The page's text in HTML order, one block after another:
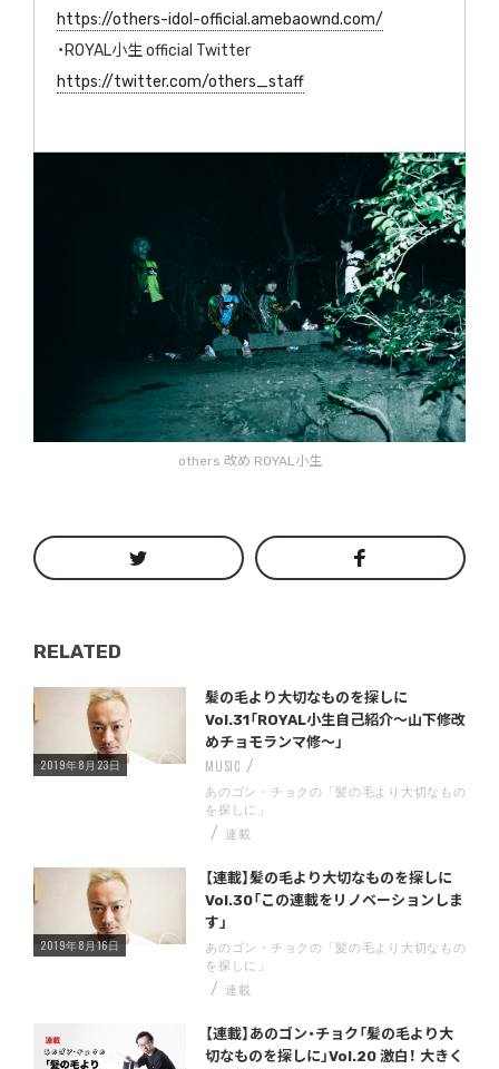
https://others-idol-official.amebaownd.com/
・ROYAL小生 official Twitter
https://twitter.com/others_staff
others 改め ROYAL小生
RELATED
Warning : Undefined variable $post_id in
/home/storywriter/storywriter.tokyo/public_html/wp-content/themes/StoryWriter/single.phpon line242
髪の毛より大切なものを探しに
Vol.31「ROYAL小生自己紹介〜山下修改
めチョモランマ修〜」
2019年8月23日
MUSIC
あのゴン・チョクの「髪の毛より大切なもの
を探しに」
連載
Warning : Undefined variable $post_id in
/home/storywriter/storywriter.tokyo/public_html/wp-content/themes/StoryWriter/single.phpon line242
【連載】髪の毛より大切なものを探しに
Vol.30「この連載をリノベーションしま
す」
2019年8月16日
あのゴン・チョクの「髪の毛より大切なもの
を探しに」
連載
【連載】あのゴン・チョク「髪の毛より大
切なものを探しに」Vol.20 激白！ 大きく